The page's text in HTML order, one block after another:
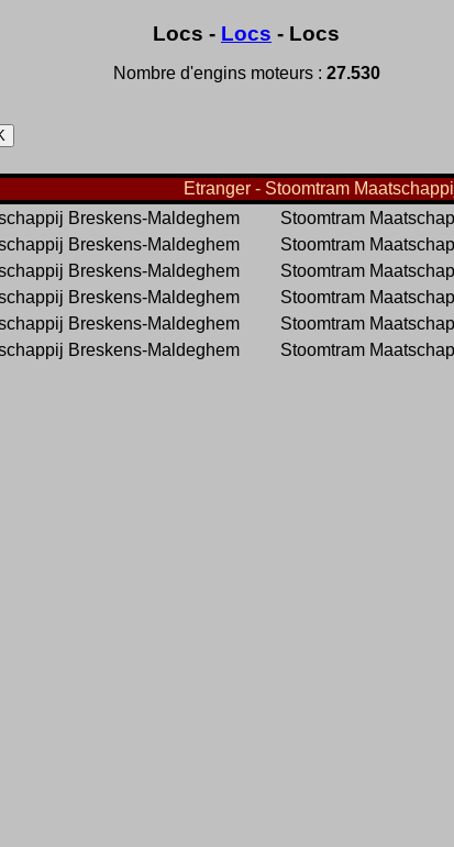
Locs - Locs - Locs
Nombre d'engins moteurs : 27.530
Etranger - Stoomtram
Breskens-Maldeghem
Stoomtram
Breskens-Maldeghem
Stoomtram
Breskens-Maldeghem
Stoomtram
Breskens-Maldeghem
Stoomtram
Breskens-Maldeghem
Stoomtram
Breskens-Maldeghem
Stoomtram